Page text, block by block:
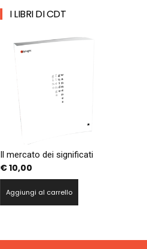
I LIBRI DI CDT
Il mercato dei significati
€10,00
Aggiungi al carrello